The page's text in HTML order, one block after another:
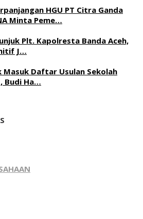
HGU PT Citra Ganda
Minta Peme…
Plt. Kapolresta Banda Aceh,
J…
Masuk Daftar Usulan Sekolah
Budi Ha…